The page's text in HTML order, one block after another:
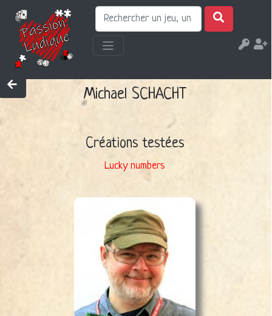
Michael SCHACHT
Créations testées
Lucky numbers